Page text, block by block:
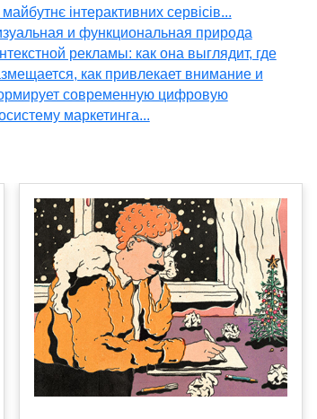
майбутнє інтерактивних сервісів...
и функциональная природа
рекламы: как она выглядит, где
как привлекает внимание и
современную цифровую
маркетинга...